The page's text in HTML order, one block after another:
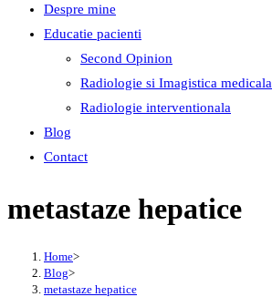
Despre mine
Educatie pacienti
Second Opinion
Radiologie si Imagistica medicala
Radiologie interventionala
Blog
Contact
metastaze hepatice
Home>
Blog>
metastaze hepatice